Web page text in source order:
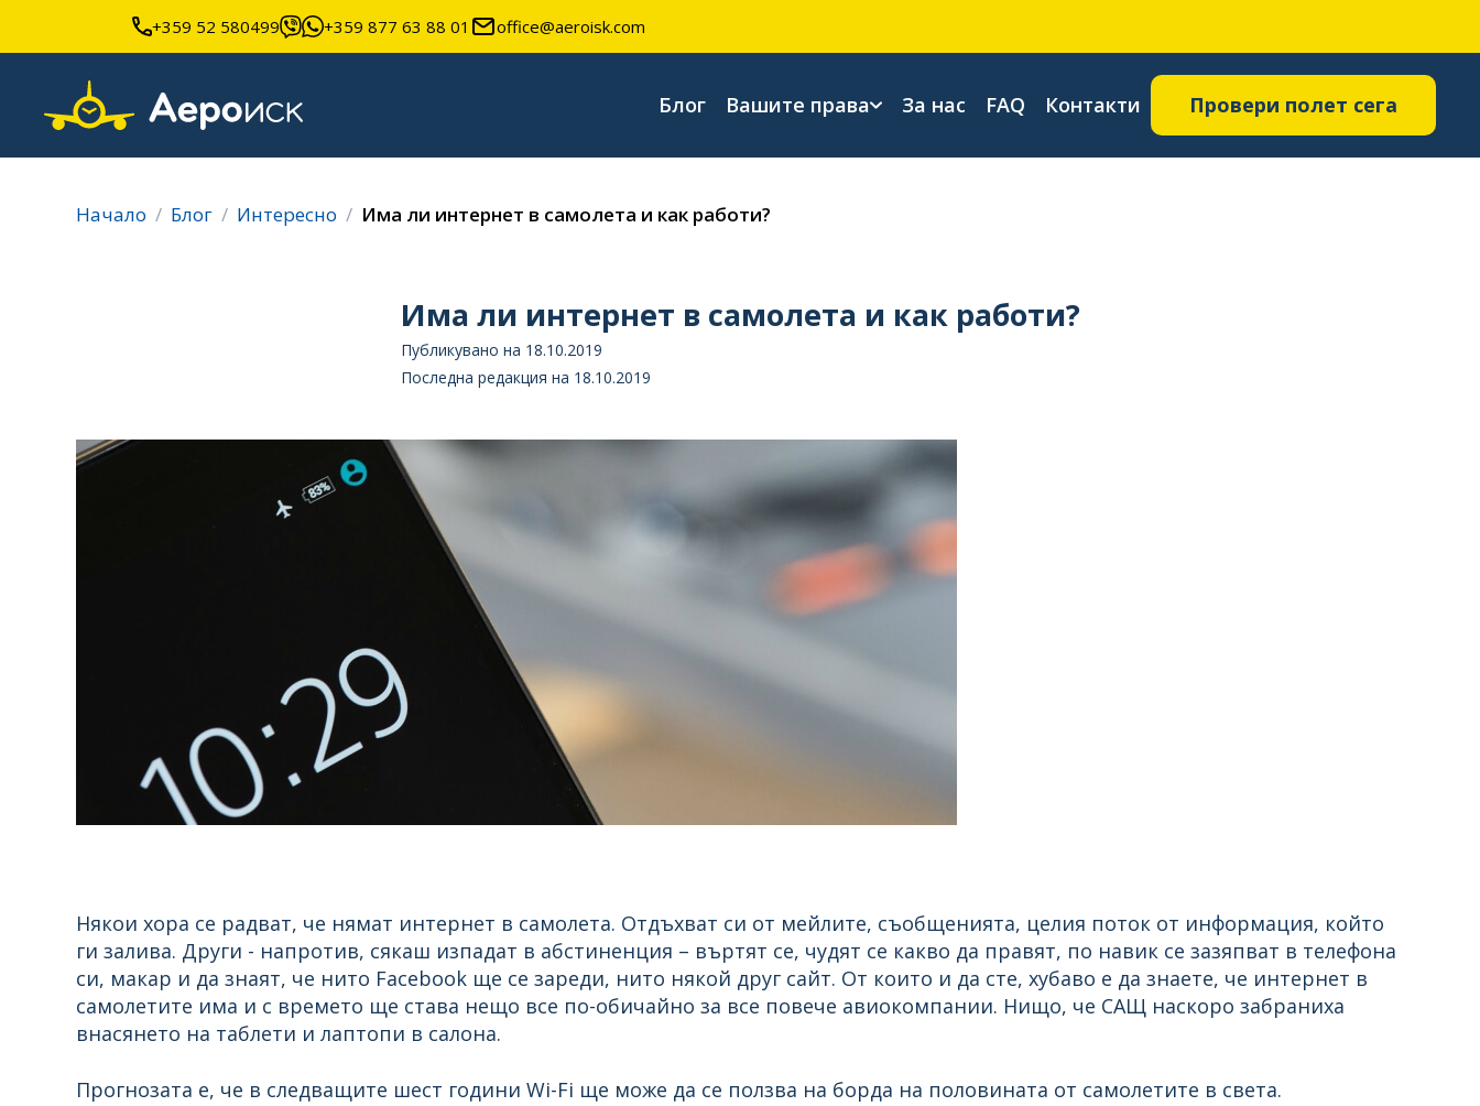
+359 52 580499 +359 877 63 88 01 office@aeroisk.com
Блог Вашите права За нас FAQ Контакти Провери полет сега
Начало Блог Интересно Има ли интернет в самолета и как работи?
Има ли интернет в самолета и как работи?
Публикувано на 18.10.2019
Последна редакция на 18.10.2019
Някои хора се радват, че нямат интернет в самолета. Отдъхват си от мейлите, съобщенията, целия поток от информация, който
ги залива. Други - напротив, сякаш изпадат в абстиненция – въртят се, чудят се какво да правят, по навик се зазяпват в телефона
си, макар и да знаят, че нито Facebook ще се зареди, нито някой друг сайт. От които и да сте, хубаво е да знаете, че интернет в
самолетите има и с времето ще става нещо все по-обичайно за все повече авиокомпании. Нищо, че САЩ наскоро забраниха
внасянето на таблети и лаптопи в салона.
Прогнозата е, че в следващите шест години Wi-Fi ще може да се ползва на борда на половината от самолетите в света.